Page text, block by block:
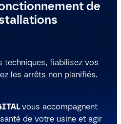
de
techniques, fiabilisez vos
les arrêts non planifiés.
vous accompagnent
de votre usine et agir